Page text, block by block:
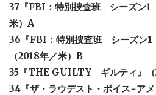
37『FBI：特別捜査班 シーズン1
米）A
36『FBI：特別捜査班 シーズン1
（2018年／米）B
35『THE GUILTY ギルティ』（
34『ザ・ラウデスト・ボイス−アメ